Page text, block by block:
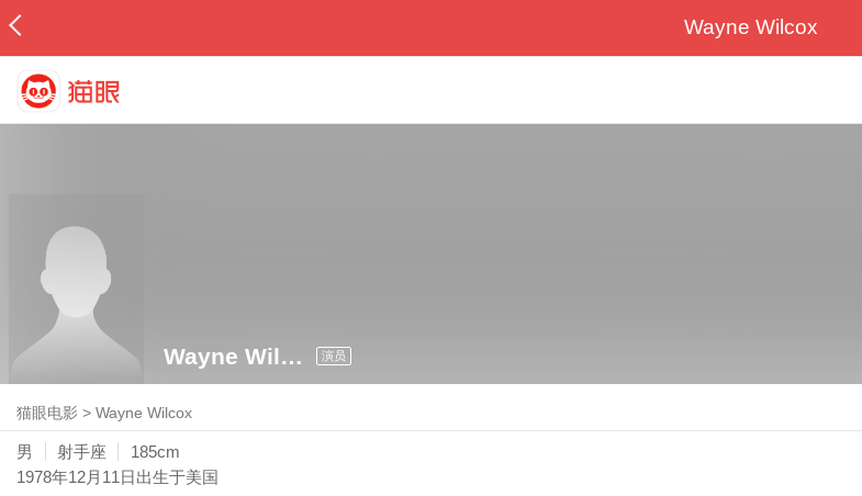
Wayne Wilcox
Wayne Wilcox 演员
猫眼电影 >Wayne Wilcox
男 射手座
185cm
1978年12月11日 出生于美国